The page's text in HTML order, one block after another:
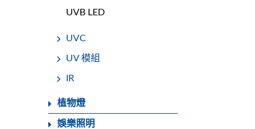
UVB LED
UVC
UV 模組
IR
植物燈
娛樂照明